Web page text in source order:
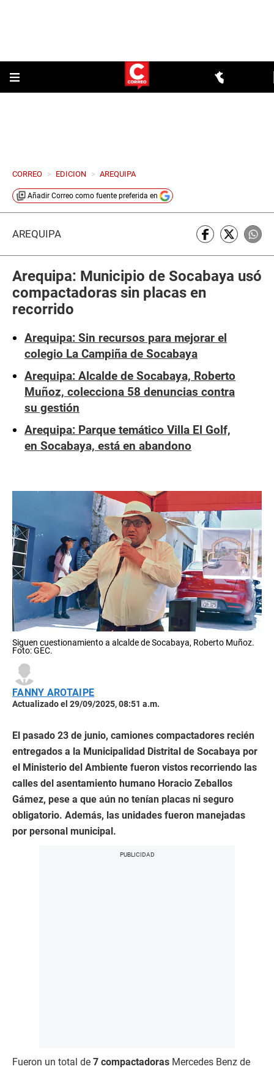
CORREO > EDICION > AREQUIPA
Añadir Correo como fuente preferida en
AREQUIPA
Arequipa: Municipio de Socabaya usó
compactadoras sin placas en
recorrido
Arequipa: Sin recursos para mejorar el
colegio La Campiña de Socabaya
Arequipa: Alcalde de Socabaya, Roberto
Muñoz, colecciona 58 denuncias contra
su gestión
Arequipa: Parque temático Villa El Golf,
en Socabaya, está en abandono
Siguen cuestionamiento a alcalde de Socabaya, Roberto Muñoz.
Foto: GEC.
FANNY AROTAIPE
Actualizado el 29/09/2025, 08:51 a.m.
El pasado 23 de junio, camiones compactadores recién
entregados a la Municipalidad Distrital de Socabaya por
el Ministerio del Ambiente fueron vistos recorriendo las
calles del asentamiento humano Horacio Zeballos
Gámez, pese a que aún no tenían placas ni seguro
obligatorio. Además, las unidades fueron manejadas
por personal municipal.
Fueron un total de 7 compactadoras Mercedes Benz de